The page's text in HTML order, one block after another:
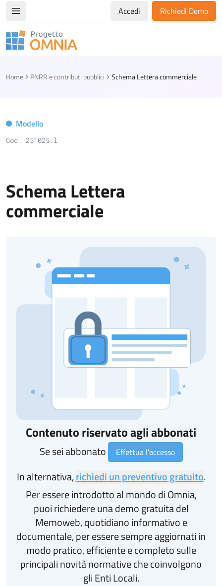
Apri/chiudi menù di navigazioneAccedi Richiedi Demo
Progetto Omnia
Home PNRR e contributi pubblici Schema Lettera commerciale
Modello
Cod. 251025.l
Schema Lettera
commerciale
Contenuto riservato agli abbonati
Se sei abbonato Effettua l'accesso
In alternativa,richiedi un preventivo gratuito.
Per essere introdotto al mondo di Omnia,
puoi richiedere una demo gratuita del
Memoweb, quotidiano informativo e
documentale, per essere sempre aggiornati in
modo pratico, efficiente e completo sulle
principali novità normative che coinvolgono
gli Enti Locali.